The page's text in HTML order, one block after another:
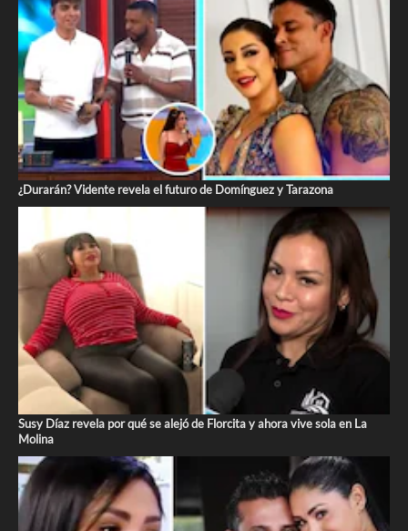
¿Durarán? Vidente revela el futuro de Domínguez y Tarazona
Susy Díaz revela por qué se alejó de Florcita y ahora vive sola en La
Molina